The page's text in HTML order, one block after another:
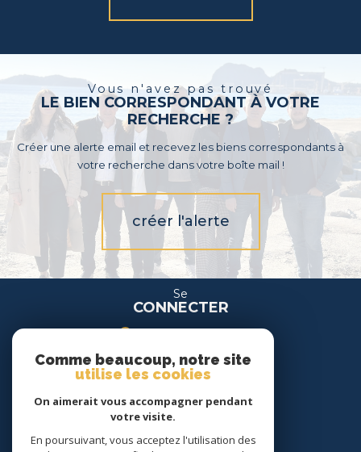
Vous n'avez pas trouvé
LE BIEN CORRESPONDANT À VOTRE
RECHERCHE ?
Créer une alerte email et recevez les biens correspondants à
votre recherche dans votre boîte mail !
créer l'alerte
Se
CONNECTER
espace location
Nous
SUIVRE
Comme beaucoup, notre site
utilise les cookies
On aimerait vous accompagner pendant
votre visite.
En poursuivant, vous acceptez l'utilisation des